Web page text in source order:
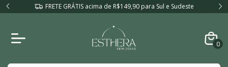
FRETE GRÁTIS acima de R$149,90 para Sul e Sudeste
0